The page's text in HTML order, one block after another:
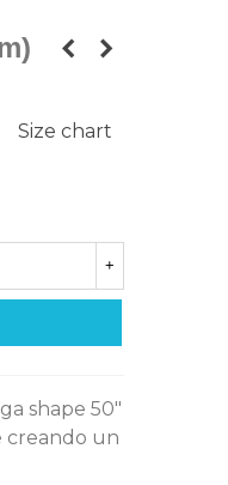
Size chart
+
shape 50"
creando un